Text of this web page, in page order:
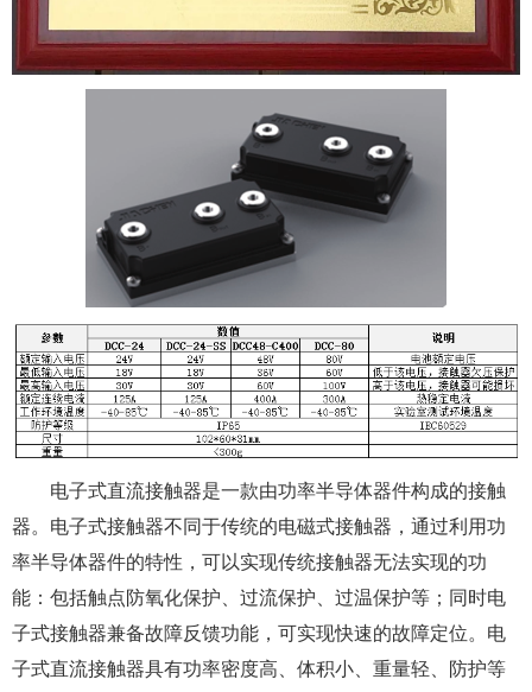
电子式直流接触器是一款由功率半导体器件构成的接触
器。电子式接触器不同于传统的电磁式接触器，通过利用功
率半导体器件的特性，可以实现传统接触器无法实现的功
能：包括触点防氧化保护、过流保护、过温保护等；同时电
子式接触器兼备故障反馈功能，可实现快速的故障定位。电
子式直流接触器具有功率密度高、体积小、重量轻、防护等